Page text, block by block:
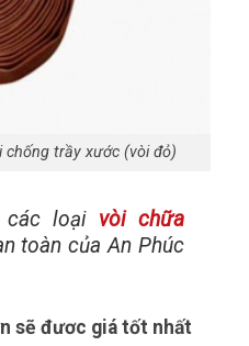
chống trầy xước (vòi đỏ)
các loại vòi chữa
toàn của An Phúc
sẽ đươc giá tốt nhất